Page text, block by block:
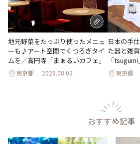
地元野菜をたっぷり使ったメニュ
ーも♪アート空間でくつろぎタイ
ムを／高円寺「まぁるいカフェ」
東京都 2026.08.03
日本の手
た器と雑
「tsugumi」
東京都
おすすめ記事